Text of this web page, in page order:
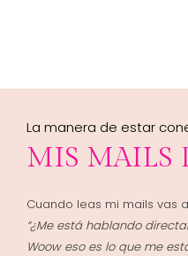
La manera de estar
MIS MAILS
Cuando leas mi mails vas
“¿Me está hablando
Woow eso es lo que me